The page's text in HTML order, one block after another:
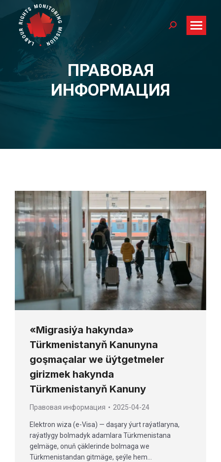
Search:
ПРАВОВАЯ
ИНФОРМАЦИЯ
«Migrasiýa hakynda»
Türkmenistanyň Kanunyna
goşmaçalar we üýtgetmeler
girizmek hakynda
Türkmenistanyň Kanuny
Правовая информация 2025-04-24
Elektron wiza (e-Visa) — daşary ýurt raýatlaryna,
raýatlygy bolmadyk adamlara Türkmenistana
gelmäge, onuň çäklerinde bolmaga we
Türkmenistandan gitmäge, şeýle hem…